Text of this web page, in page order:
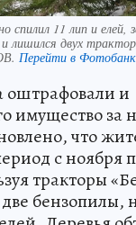
спилил 11 лип и елей,
двух
Перейти в
оштрафовали и
имущество за
что
с ноября
тракторы
бензопилы,